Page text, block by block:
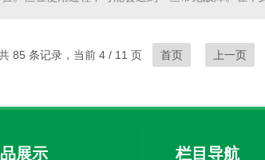
85 条记录，当前 4 / 11 页
首页 上一页
展示 栏目导航